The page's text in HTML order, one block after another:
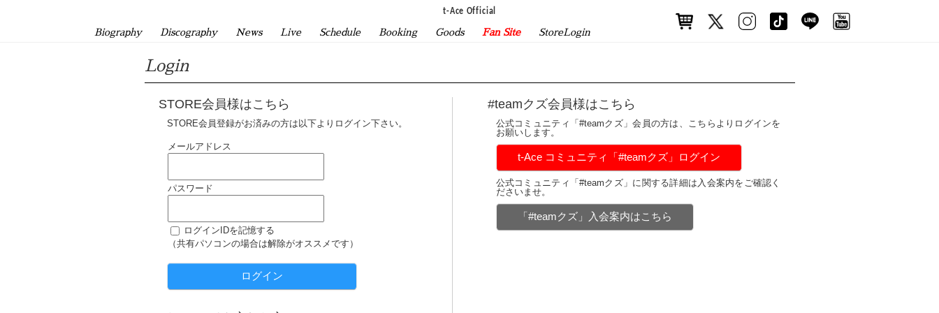
t-Ace Official
Biography Discography News Live Schedule Booking Goods Fan Site StoreLogin
Login
STORE会員様はこちら
STORE会員登録がお済みの方は以下よりログイン下さい。
メールアドレス
パスワード
ログインIDを記憶する
（共有パソコンの場合は解除がオススメです）
ログイン
#teamクズ会員様はこちら
公式コミュニティ「#teamクズ」会員の方は、こちらよりログインを
お願いします。
t-Ace コミュニティ「#teamクズ」ログイン
公式コミュニティ「#teamクズ」に関する詳細は入会案内をご確認く
ださいませ。
「#teamクズ」入会案内はこちら